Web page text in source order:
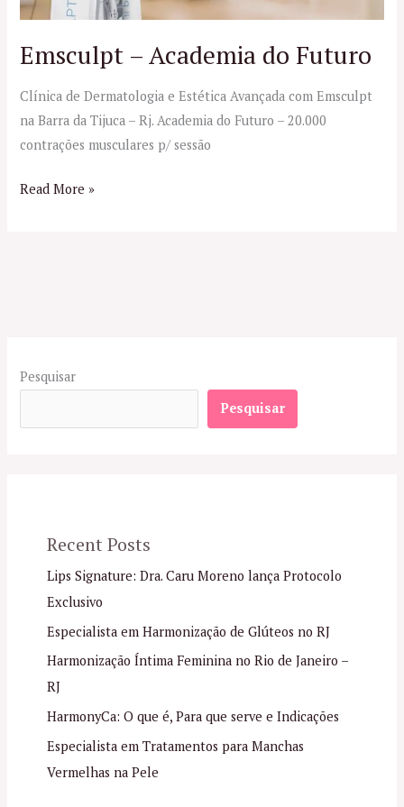
Emsculpt – Academia do Futuro
Clínica de Dermatologia e Estética Avançada com Emsculpt
na Barra da Tijuca – Rj. Academia do Futuro – 20.000
contrações musculares p/ sessão
Read More »
Pesquisar
Pesquisar
Recent Posts
Lips Signature: Dra. Caru Moreno lança Protocolo
Exclusivo
Especialista em Harmonização de Glúteos no RJ
Harmonização Íntima Feminina no Rio de Janeiro –
RJ
HarmonyCa: O que é, Para que serve e Indicações
Especialista em Tratamentos para Manchas
Vermelhas na Pele